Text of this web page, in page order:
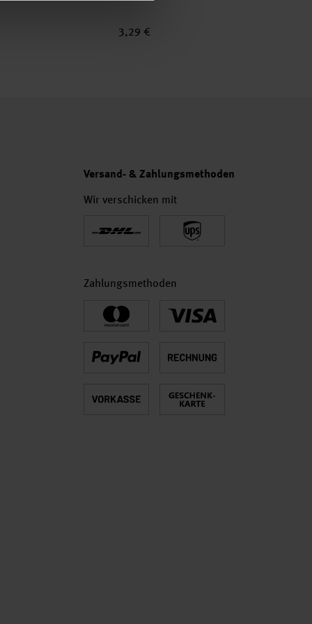
3,29 €
Versand- & Zahlungsmethoden
Wir verschicken mit
Zahlungsmethoden